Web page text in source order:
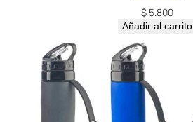
$ 5.800
Añadir al carrito